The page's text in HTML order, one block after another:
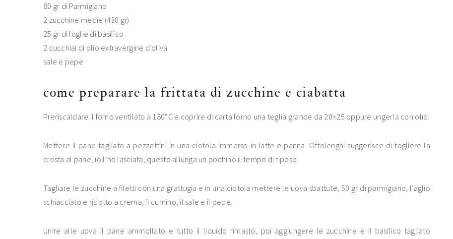
80 gr di Parmigiano
2 zucchine medie (430 gr)
25 gr di foglie di basilico
2 cucchiai di olio extravergine d’oliva
sale e pepe
come preparare la frittata di zucchine e ciabatta
Preriscaldare il forno ventilato a 180°C e coprire di carta forno una teglia grande da 20×25 oppure ungerla con olio.
Mettere il pane tagliato a pezzettini in una ciotola immerso in latte e panna. Ottolenghi suggerisce di togliere la
crosta al pane, io l’ho lasciata, questo allunga un pochino il tempo di riposo.
Tagliare le zucchine a filetti con una grattugia e in una ciotola mettere le uova sbattute, 50 gr di parmigiano, l’aglio
schiacciato e ridotto a crema, il cumino, il sale e il pepe.
Unire alle uova il pane ammollato e tutto il liquido rimasto, poi aggiungere le zucchine e il basilico tagliato